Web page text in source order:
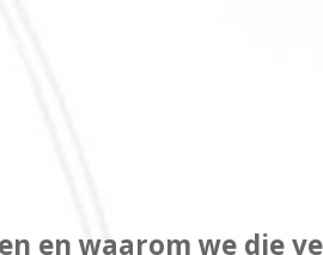
en waarom we die